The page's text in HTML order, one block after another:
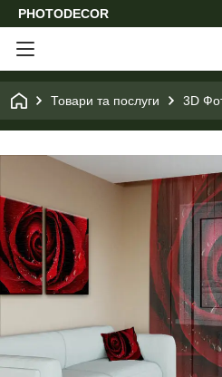
PHOTODECOR
Товари та послуги 3D